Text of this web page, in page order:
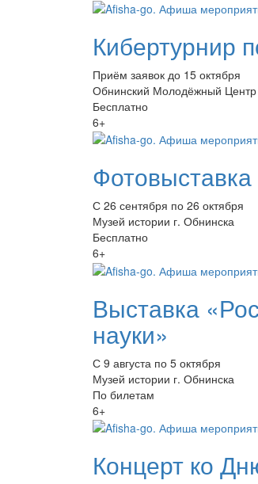
Кибертурнир
Приём заявок до 15 октября
Обнинский Молодёжный
Бесплатно
6+
С 26 сентября по 26 октября
Музей истории г. Обнинска
Бесплатно
6+
Выставка
науки»
С 9 августа по 5 октября
Музей истории г. Обнинска
По билетам
6+
Концерт ко